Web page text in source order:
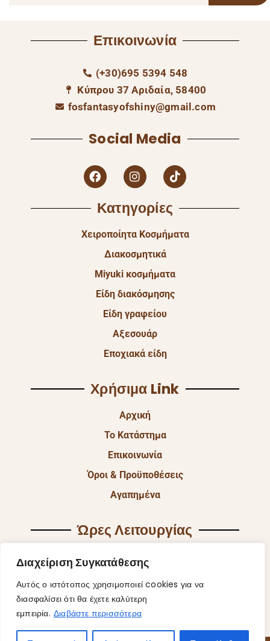
Διαχείριση Συγκατάθεσης
Αυτός ο ιστότοπος χρησιμοποιεί cookies για να
διασφαλίσει ότι θα έχετε καλύτερη
εμπειρία. Διαβάστε περισσότερα
Επικοινωνία
(+30)695 5394 548
Κύπρου 37 Αριδαία, 58400
fosfantasyofshiny@gmail.com
Social Media
Κατηγορίες
Χειροποίητα Κοσμήματα
Διακοσμητικά
Miyuki κοσμήματα
Είδη διακόσμησης
Είδη γραφείου
Αξεσουάρ
Εποχιακά είδη
Χρήσιμα Link
Αρχική
Το Κατάστημα
Επικοινωνία
Όροι & Προϋποθέσεις
Αγαπημένα
Ώρες Λειτουργίας
Δευ & Τετ & Σαβ: 9:00 – 15:00
Πεμ: 9:00-18:00
Κυρ: Κλειστά